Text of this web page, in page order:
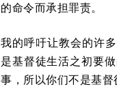
的命令而承担罪责。
我的呼吁让教会的许
是基督徒生活之初要
事，所以你们不是基督